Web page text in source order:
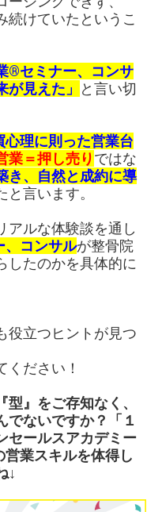
続けていたというこ
®セミナー、コンサ
が見えた」
と言い切
心理に則った営業台
業＝押し売りではな
き、自然と成約に導
言います。
アルな体験談を通し
、コンサルが整骨院
したのかを具体的に
役立つヒントが見つ
ください！
』をご存知なく、
でないですか？「１
セールスアカデミー
営業スキルを体得し
↓